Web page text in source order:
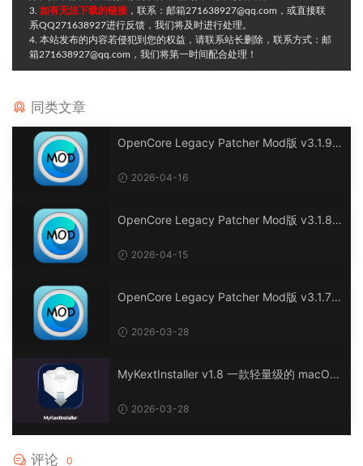
3. 如有无法下载的链接 ，联系：邮箱271638927@qq.com，或直接联
系QQ271638927进行反馈，我们将及时进行处理。
4. 本站发布的内容若侵犯到您的权益，请联系站长删除，联系方式：邮
箱271638927@qq.com，我们将第一时间配合处理！
同类文章
OpenCore Legacy Patcher Mod版 v3.1.9
工具2026-04-16
OpenCore Legacy Patcher Mod版 v3.1.8
工具2026-04-15
OpenCore Legacy Patcher Mod版 v3.1.7
工具2026-03-28
MyKextInstaller v1.8 一款轻量级的 macOS
2026-03-28
评论 0